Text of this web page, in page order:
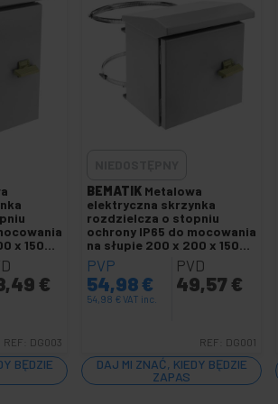
skrzynka rozdzielcza
rozdzielcza
i sterowanie elektryczne
i motoryzacyjne
precyzyjne
x 150
€
REF: DG003
BĘDZIE
BEMATIK Metalowa
elektryczna skrzynka
rozdzielcza o stopniu
ochrony IP65 do mocowania
na słupie 200 x 200 x 150
mm
PVP
54,98€
54,98 €VAT inc.
PVD
49,57 €
REF: DG001
DAJ MI ZNAĆ, KIEDY BĘDZIE
ZAPAS